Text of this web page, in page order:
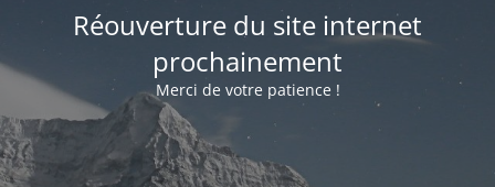
Réouverture du site internet
prochainement
Merci de votre patience !